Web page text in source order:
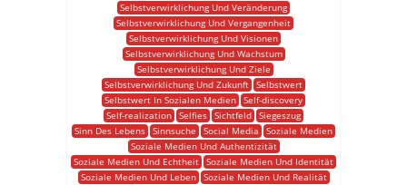
Selbstverwirklichung Und Veränderung
Selbstverwirklichung Und Vergangenheit
Selbstverwirklichung Und Visionen
Selbstverwirklichung Und Wachstum
Selbstverwirklichung Und Ziele
Selbstverwirklichung Und Zukunft Selbstwert
Selbstwert In Sozialen Medien Self-discovery
Self-realization Selfies Sichtfeld Siegeszug
Sinn Des Lebens Sinnsuche Social Media
Soziale Medien
Soziale Medien Und Authentizität
Soziale Medien Und Echtheit Soziale Medien Und Identität
Soziale Medien Und Leben
Soziale Medien Und Realität